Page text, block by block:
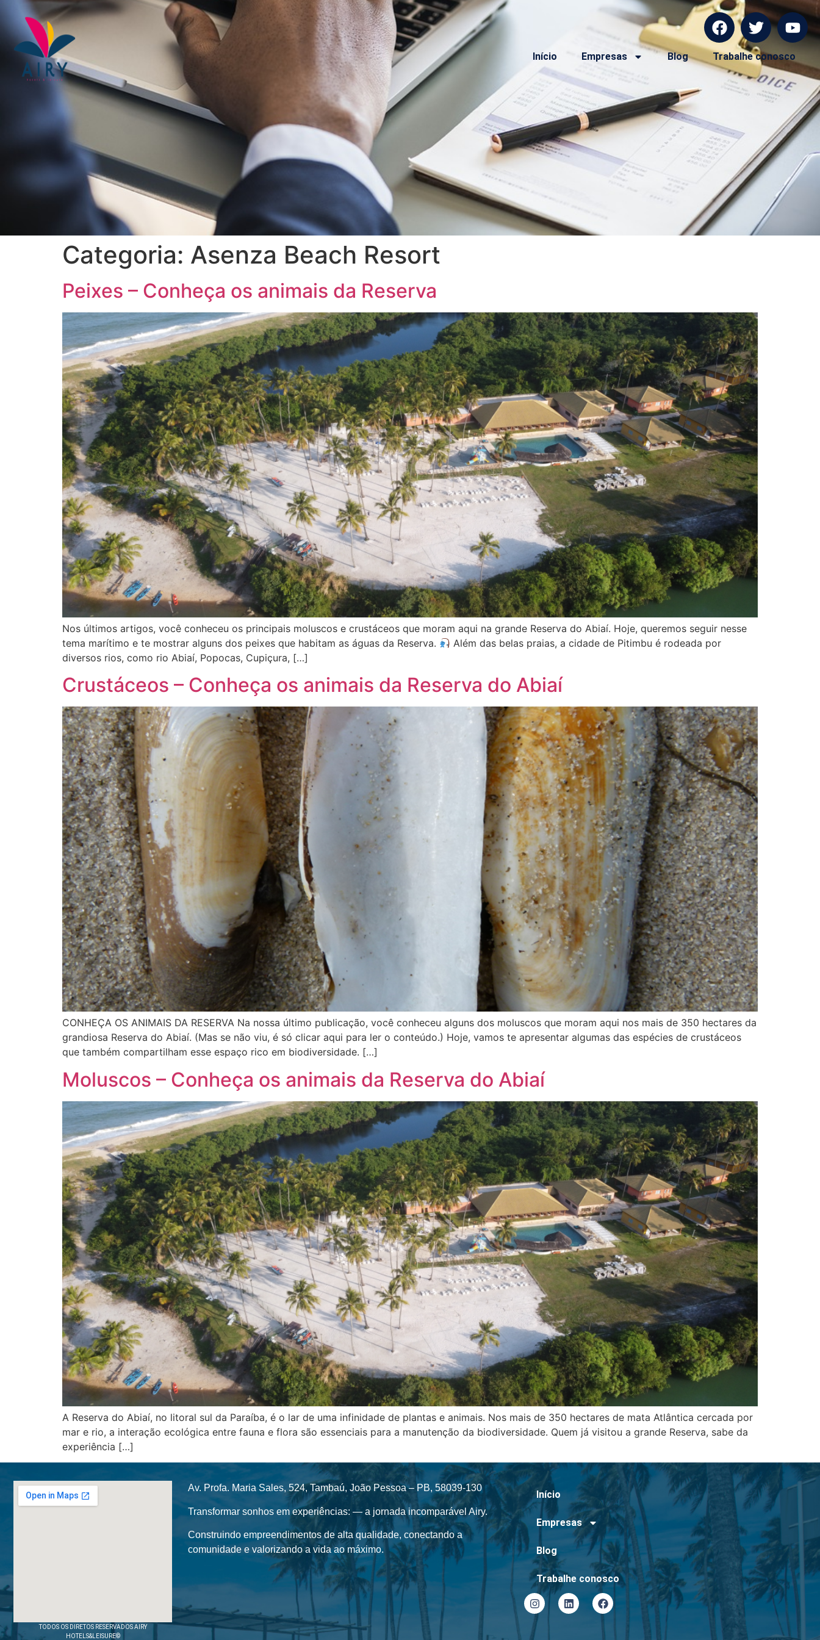
Início Empresas Blog Trabalhe conosco
Categoria: Asenza Beach Resort
Peixes – Conheça os animais da Reserva
Nos últimos artigos, você conheceu os principais moluscos e crustáceos que moram aqui na grande Reserva do Abiaí. Hoje, queremos seguir nesse
tema marítimo e te mostrar alguns dos peixes que habitam as águas da Reserva.
Além das belas praias, a cidade de Pitimbu é rodeada por
diversos rios, como rio Abiaí, Popocas, Cupiçura, […]
Crustáceos – Conheça os animais da Reserva do Abiaí
CONHEÇA OS ANIMAIS DA RESERVA Na nossa último publicação, você conheceu alguns dos moluscos que moram aqui nos mais de 350 hectares da
grandiosa Reserva do Abiaí. (Mas se não viu, é só clicar aqui para ler o conteúdo.) Hoje, vamos te apresentar algumas das espécies de crustáceos
que também compartilham esse espaço rico em biodiversidade. […]
Moluscos – Conheça os animais da Reserva do Abiaí
A Reserva do Abiaí, no litoral sul da Paraíba, é o lar de uma infinidade de plantas e animais. Nos mais de 350 hectares de mata Atlântica cercada por
mar e rio, a interação ecológica entre fauna e flora são essenciais para a manutenção da biodiversidade. Quem já visitou a grande Reserva, sabe da
experiência […]
TODOS OS DIRETOS RESERVADOS AIRY
HOTELS&LEISURE©
Av. Profa. Maria Sales, 524, Tambaú, João Pessoa – PB, 58039-130
Transformar sonhos em experiências: — a jornada incomparável Airy.
Construindo empreendimentos de alta qualidade, conectando a
comunidade e valorizando a vida ao máximo.
Início
Empresas
Blog
Trabalhe conosco